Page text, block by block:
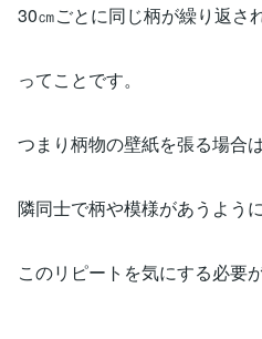
30㎝ごとに同じ柄が繰り返さ
ってことです。
つまり柄物の壁紙を張る場合は
隣同士で柄や模様があうように
このリピートを気にする必要